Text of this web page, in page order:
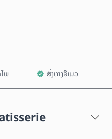
ພ ສົ່ງທາງອີເມວ